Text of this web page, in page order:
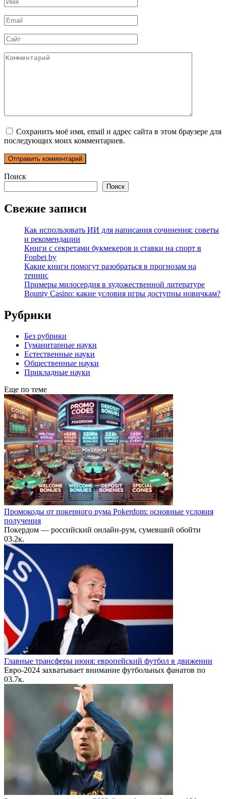
*
Email
*
Сайт
Комментарий
Сохранить моё имя, email и адрес сайта в этом браузере для
последующих моих комментариев.
Поиск
Поиск
Свежие записи
Как использовать ИИ для написания сочинения: советы
и рекомендации
Книги с секретами букмекеров и ставки на спорт в
Fonbet by
Какие книги помогут разобраться в прогнозам на
теннис
Примеры милосердия в художественной литературе
Bounty Casino: какие условия игры доступны новичкам?
Рубрики
Без рубрики
Гуманитарные науки
Естественные науки
Общественные науки
Прикладные науки
Еще по теме
Промокоды от покерного рума Pokerdom: основные условия
получения
Покердом — российский онлайн-рум, сумевший обойти
03.2к.
Главные трансферы июня: европейский футбол в движении
Евро-2024 захватывает внимание футбольных фанатов по
03.7к.